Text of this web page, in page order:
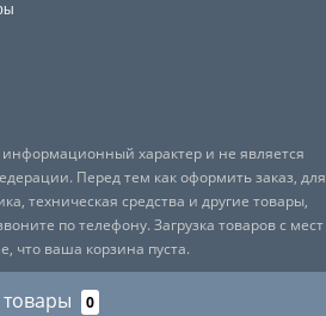
характер и не является
Перед тем как оформить заказ, для
техническая средства и другие товары,
по телефону. Загрузка товаров с мест
что ваша корзина пуста.
0